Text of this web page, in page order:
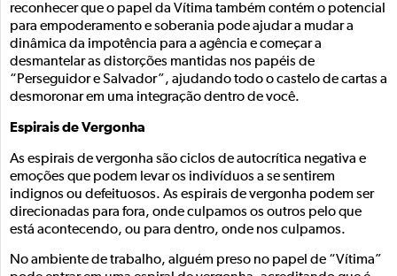
reconhecer que o papel da Vítima também contém o potencial
para empoderamento e soberania pode ajudar a mudar a
dinâmica da impotência para a agência e começar a
desmantelar as distorções mantidas nos papéis de
“Perseguidor e Salvador”, ajudando todo o castelo de cartas a
desmoronar em uma integração dentro de você.
Espirais de Vergonha
As espirais de vergonha são ciclos de autocrítica negativa e
emoções que podem levar os indivíduos a se sentirem
indignos ou defeituosos. As espirais de vergonha podem ser
direcionadas para fora, onde culpamos os outros pelo que
está acontecendo, ou para dentro, onde nos culpamos.
No ambiente de trabalho, alguém preso no papel de “Vítima”